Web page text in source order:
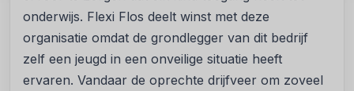
onderwijs. Flexi Flos deelt winst met deze
organisatie omdat de grondlegger van dit bedrijf
zelf een jeugd in een onveilige situatie heeft
ervaren. Vandaar de oprechte drijfveer om zoveel